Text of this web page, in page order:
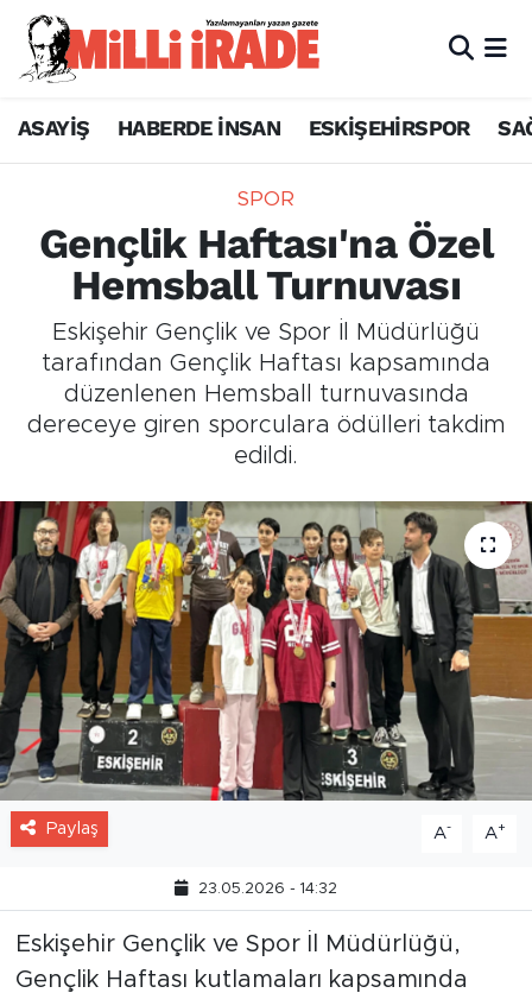
ASAYİŞ HABERDE İNSAN ESKİŞEHİRSPOR
SPOR
Gençlik Haftası'na Özel
Hemsball Turnuvası
Eskişehir Gençlik ve Spor İl Müdürlüğü
tarafından Gençlik Haftası kapsamında
düzenlenen Hemsball turnuvasında
dereceye giren sporculara ödülleri takdim
edildi.
Paylaş A- A+
23.05.2026 - 14:32
Eskişehir Gençlik ve Spor İl Müdürlüğü,
Gençlik Haftası kutlamaları kapsamında